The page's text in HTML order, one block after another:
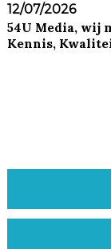
12/07/2026
54U Media, wij
Kennis,